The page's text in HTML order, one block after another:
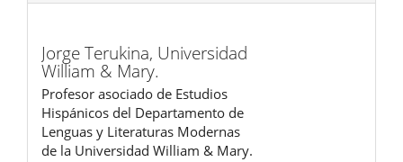
Jorge Terukina, Universidad
William & Mary.
Profesor asociado de Estudios
Hispánicos del Departamento de
Lenguas y Literaturas Modernas
de la Universidad William & Mary.